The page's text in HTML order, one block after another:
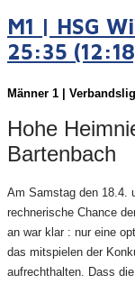
M1 | HSG
25:35
Männer 1 |
Hohe
Bartenbach
Am Samstag den 18.4.
rechnerische Chance
an war klar : nur eine
das mitspielen der
aufrechthalten. Dass